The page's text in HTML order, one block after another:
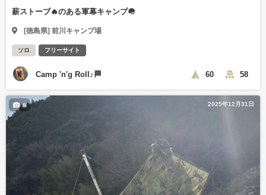
薪ストーブ🔥のある軍幕キャンプ🪖
[徳島県] 前川キャンプ場
ソロ フリーサイト
Camp 'n'g Roll♪🏁 60 58
2025年12月31日
8